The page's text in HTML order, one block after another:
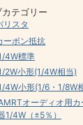
テゴリー
リスタ
ーボン抵抗
4W標準
2W小形(1/4W相当)
4W小形(1/6・1/8W
オーディオ用カ
1/4W（±5％）